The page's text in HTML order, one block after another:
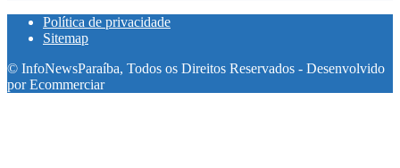
Política de privacidade
Sitemap
© InfoNewsParaíba, Todos os Direitos Reservados - Desenvolvido
por Ecommerciar